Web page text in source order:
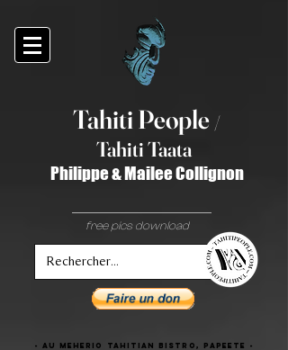
Tahiti People /
Tahiti Taata
Philippe & Mailee Collignon
free pics download
- AU Meherio Tahitian bistro, PAPEETE -